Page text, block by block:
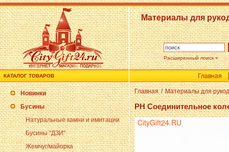
Материалы для
Расширенный поиск »
КАТАЛОГ ТОВАРОВ Главная
Новинки
Бусины
Натуральные камни и имитации
Бусины "ДЗИ"
Жемчуг/майорка
Главная / Материалы для
PH Соединительное